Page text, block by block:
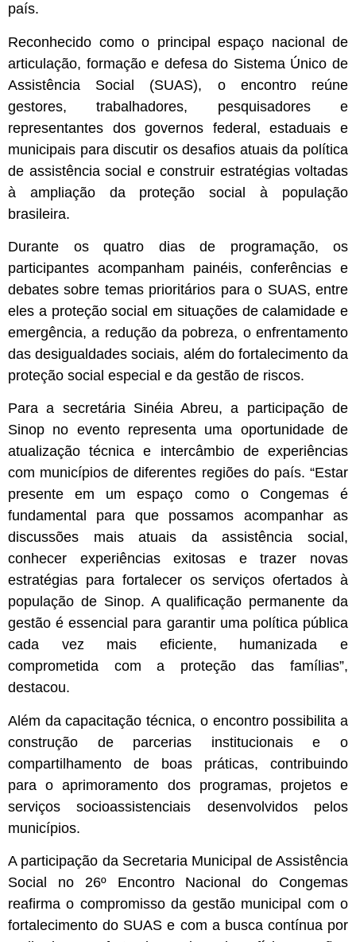
país.
Reconhecido como o principal espaço nacional de
articulação, formação e defesa do Sistema Único de
Assistência Social (SUAS), o encontro reúne
gestores, trabalhadores, pesquisadores e
representantes dos governos federal, estaduais e
municipais para discutir os desafios atuais da política
de assistência social e construir estratégias voltadas
à ampliação da proteção social à população
brasileira.
Durante os quatro dias de programação, os
participantes acompanham painéis, conferências e
debates sobre temas prioritários para o SUAS, entre
eles a proteção social em situações de calamidade e
emergência, a redução da pobreza, o enfrentamento
das desigualdades sociais, além do fortalecimento da
proteção social especial e da gestão de riscos.
Para a secretária Sinéia Abreu, a participação de
Sinop no evento representa uma oportunidade de
atualização técnica e intercâmbio de experiências
com municípios de diferentes regiões do país. “Estar
presente em um espaço como o Congemas é
fundamental para que possamos acompanhar as
discussões mais atuais da assistência social,
conhecer experiências exitosas e trazer novas
estratégias para fortalecer os serviços ofertados à
população de Sinop. A qualificação permanente da
gestão é essencial para garantir uma política pública
cada vez mais eficiente, humanizada e
comprometida com a proteção das famílias”,
destacou.
Além da capacitação técnica, o encontro possibilita a
construção de parcerias institucionais e o
compartilhamento de boas práticas, contribuindo
para o aprimoramento dos programas, projetos e
serviços socioassistenciais desenvolvidos pelos
municípios.
A participação da Secretaria Municipal de Assistência
Social no 26º Encontro Nacional do Congemas
reafirma o compromisso da gestão municipal com o
fortalecimento do SUAS e com a busca contínua por